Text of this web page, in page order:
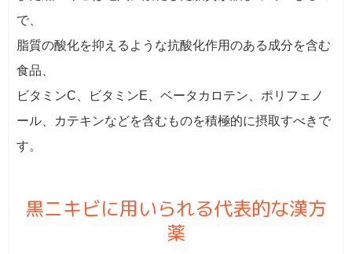
で、
脂質の酸化を抑えるような抗酸化作用のある成分を含む
食品、
ビタミンC、ビタミンE、ベータカロテン、ポリフェノ
ール、カテキンなどを含むものを積極的に摂取すべきで
す。
黒ニキビに用いられる代表的な漢方
薬